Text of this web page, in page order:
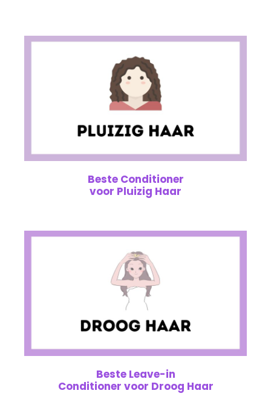
Beste Conditioner
voor Pluizig Haar
Beste Leave-in
Conditioner voor Droog Haar